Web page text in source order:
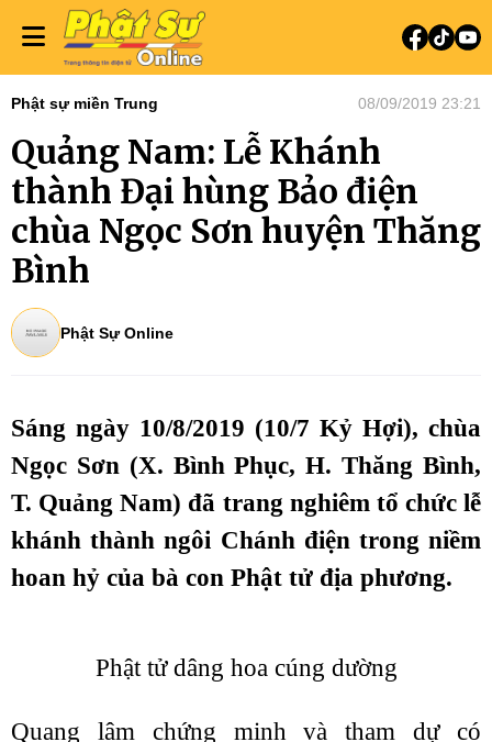
Phật sự miền Trung 08/09/2019 23:21
Quảng Nam: Lễ Khánh
thành Đại hùng Bảo điện
chùa Ngọc Sơn huyện Thăng
Bình
Phật Sự Online
Sáng ngày 10/8/2019 (10/7 Kỷ Hợi), chùa
Ngọc Sơn (X. Bình Phục, H. Thăng Bình,
T. Quảng Nam) đã trang nghiêm tổ chức lễ
khánh thành ngôi Chánh điện trong niềm
hoan hỷ của bà con Phật tử địa phương.
Phật tử dâng hoa cúng dường
Quang lâm chứng minh và tham dự có